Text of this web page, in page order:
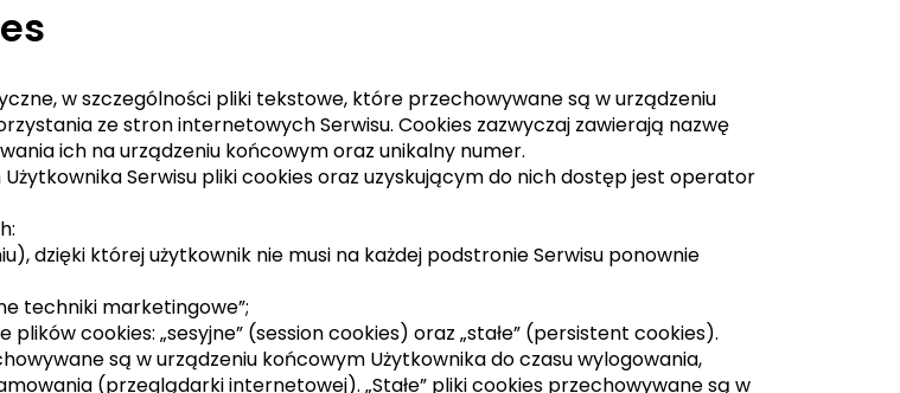
w szczególności pliki tekstowe, które przechowywane są w urządzeniu
ze stron internetowych Serwisu. Cookies zazwyczaj zawierają nazwę
ich na urządzeniu końcowym oraz unikalny numer.
Serwisu pliki cookies oraz uzyskującym do nich dostęp jest operator
dzięki której użytkownik nie musi na każdej podstronie Serwisu ponownie
techniki marketingowe”;
cookies: „sesyjne” (session cookies) oraz „stałe” (persistent cookies).
są w urządzeniu końcowym Użytkownika do czasu wylogowania,
(przeglądarki internetowej). „Stałe” pliki cookies przechowywane są w